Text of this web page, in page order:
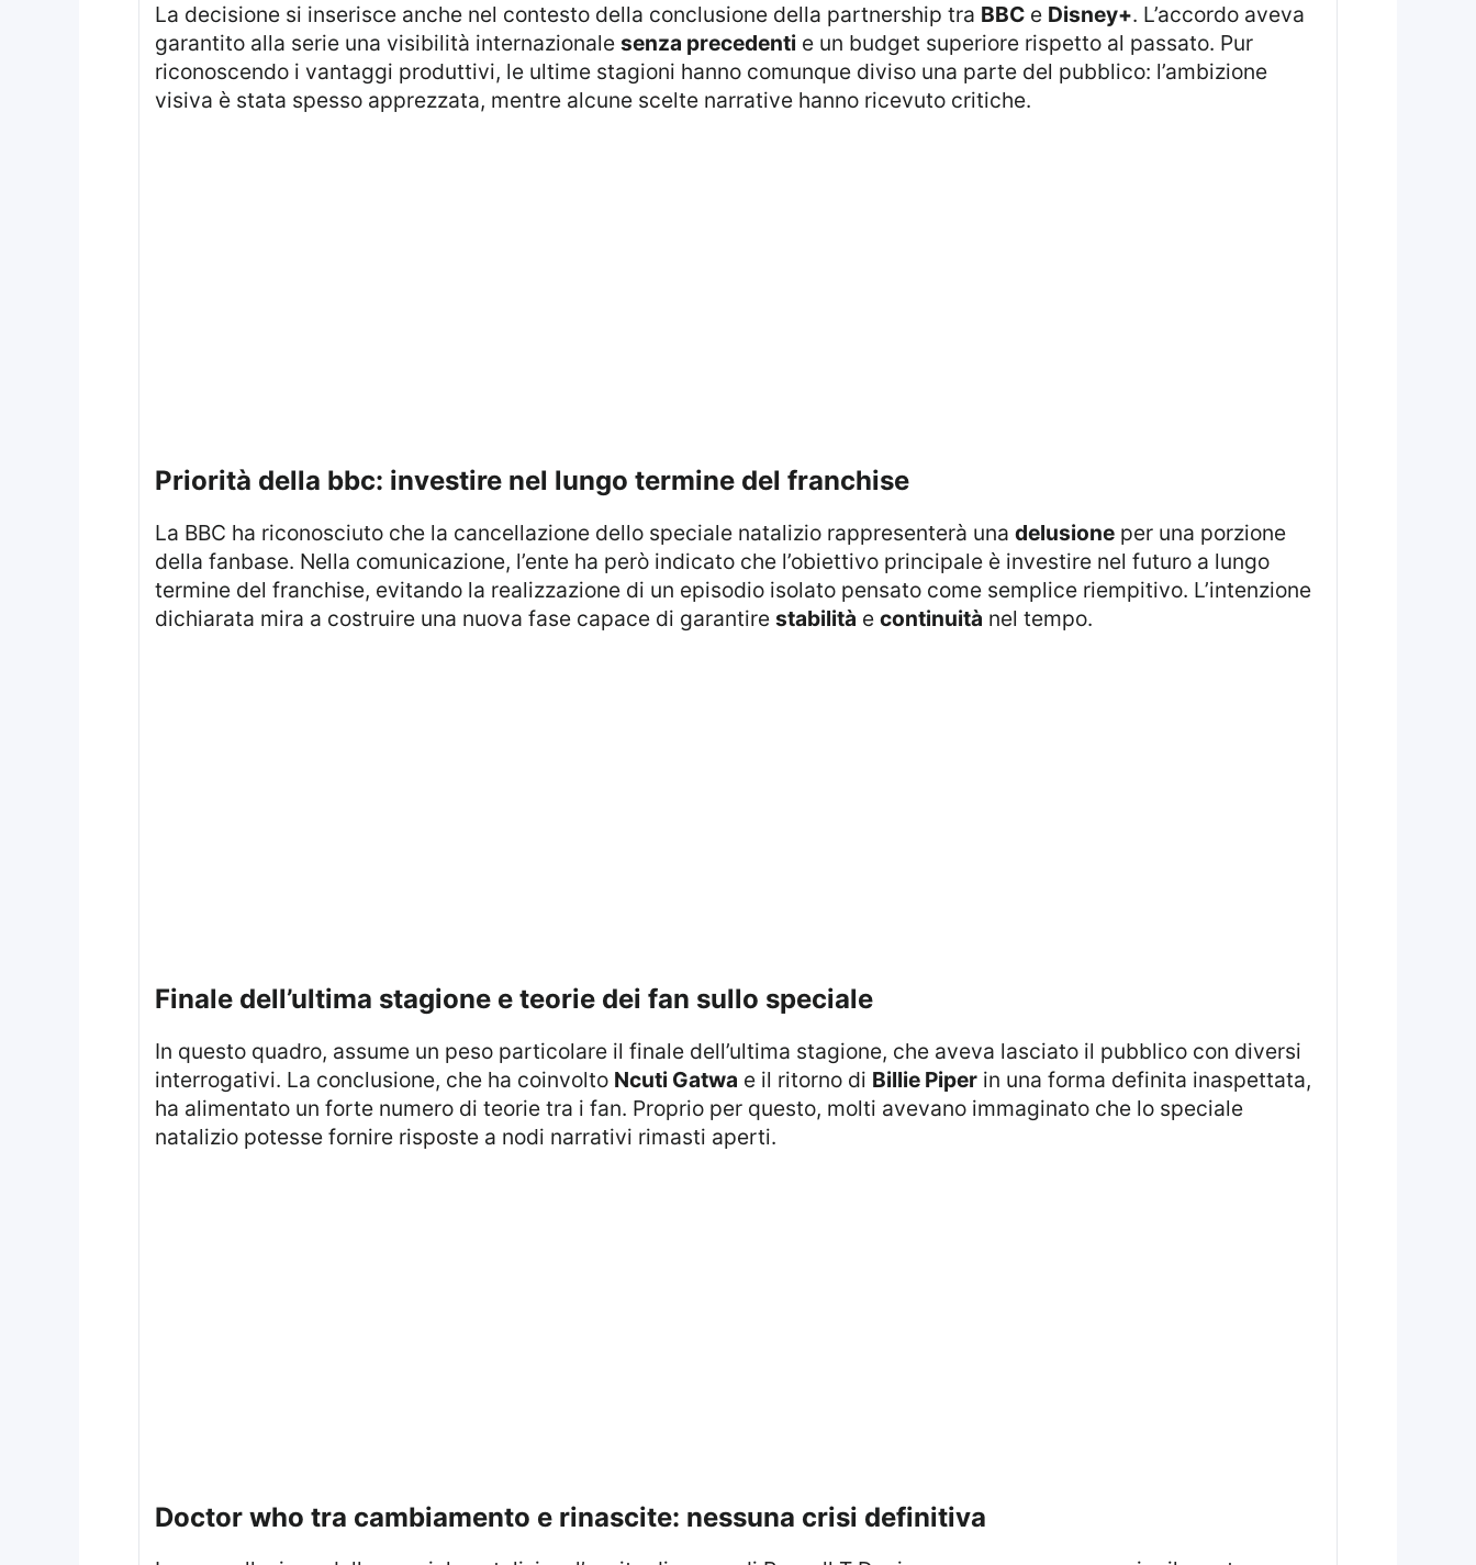
La decisione si inserisce anche nel contesto della conclusione della partnership tra BBCe Disney+. L’accordo aveva
garantito alla serie una visibilità internazionale senza precedenti e un budget superiore rispetto al passato. Pur
riconoscendo i vantaggi produttivi, le ultime stagioni hanno comunque diviso una parte del pubblico: l’ambizione
visiva è stata spesso apprezzata, mentre alcune scelte narrative hanno ricevuto critiche.
priorità della bbc: investire nel lungo termine del franchise
La BBC ha riconosciuto che la cancellazione dello speciale natalizio rappresenterà una delusioneper una porzione
della fanbase. Nella comunicazione, l’ente ha però indicato che l’obiettivo principale è investire nel futuro a lungo
termine del franchise, evitando la realizzazione di un episodio isolato pensato come semplice riempitivo. L’intenzione
dichiarata mira a costruire una nuova fase capace di garantire stabilità e continuità nel tempo.
finale dell’ultima stagione e teorie dei fan sullo speciale
In questo quadro, assume un peso particolare il finale dell’ultima stagione, che aveva lasciato il pubblico con diversi
interrogativi. La conclusione, che ha coinvolto Ncuti Gatwa e il ritorno di Billie Piperin una forma definita inaspettata,
ha alimentato un forte numero di teorie tra i fan. Proprio per questo, molti avevano immaginato che lo speciale
natalizio potesse fornire risposte a nodi narrativi rimasti aperti.
doctor who tra cambiamento e rinascite: nessuna crisi definitiva